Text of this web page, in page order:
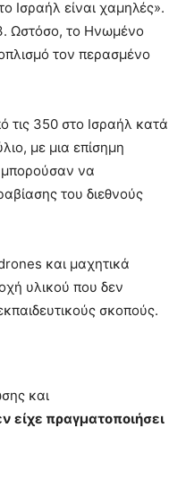
Ισραήλ είναι χαμηλές».
Ωστόσο, το Ηνωμένο
τον περασμένο
τις 350 στο Ισραήλ κατά
με μια επίσημη
μπορούσαν να
του διεθνούς
και μαχητικά
υλικού που δεν
σκοπούς.
και
είχε πραγματοποιήσει